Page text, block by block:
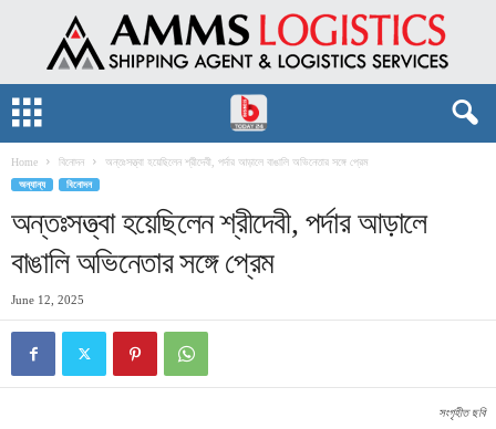
Home বিনোদন অন্তঃসত্ত্বা হয়েছিলেন শ্রীদেবী, পর্দার আড়ালে বাঙালি অভিনেতার সঙ্গে প্রেম
অন্যান্য বিনোদন
অন্তঃসত্ত্বা হয়েছিলেন শ্রীদেবী, পর্দার আড়ালে
বাঙালি অভিনেতার সঙ্গে প্রেম
June 12, 2025
সংগৃহীত ছবি